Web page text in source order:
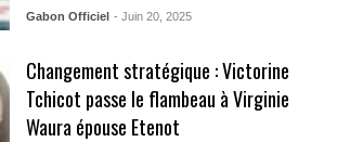
Gabon Officiel - Juin 20, 2025
Changement stratégique : Victorine
Tchicot passe le flambeau à Virginie
Waura épouse Etenot